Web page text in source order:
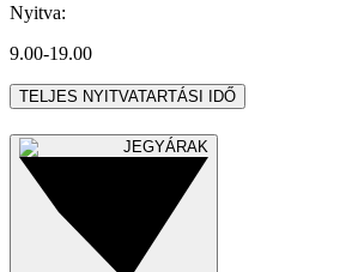
Nyitva:
9.00-19.00
TELJES NYITVATARTÁSI IDŐ
JEGYÁRAK